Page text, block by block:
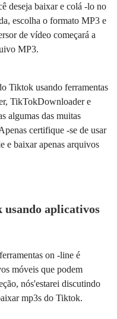
deseja baixar e colá -lo no
escolha o formato MP3 e
de vídeo começará a
MP3.
Tiktok usando ferramentas
TikTokDownloader e
algumas das muitas
certifique -se de usar
e baixar apenas arquivos
aplicativos
on -line é
móveis que podem
nós'estarei discutindo
mp3s do Tiktok.